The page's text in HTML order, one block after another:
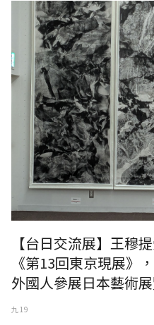
王穆提受邀日本第十三回東京現
【台日交流展】王穆
《第13回東京現展》
外國人參展日本藝術
九 19